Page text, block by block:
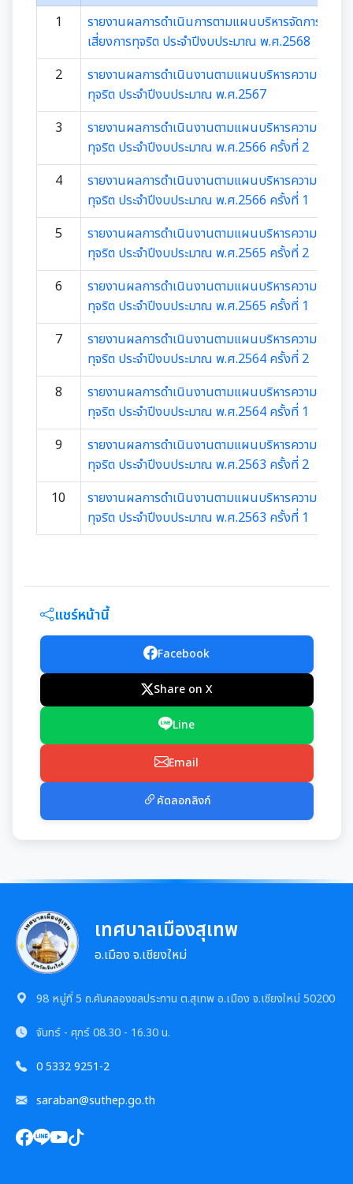
แผนดำเนินงานประจำปี
รายงานการกำกับติดตามการดำเนินงานประจำปีรอบ 6
เดือน
รายงานผลการดำเนินงานประจำปี
รายงานการติดตามและประเมินผลแผนพัฒนาท้องถิ่น
คู่มือหรือมาตรฐานการปฏิบัติงาน
มุม KM การจัดการความรู้
มาตรฐานกำหนดตำแหน่ง
สรุปผลการประชุม ก.จ. ก.ท. และ ก.อบต.
มติ ก.ท.จ.เชียงใหม่
การเลื่อนขั้นเงินเดือน
สวัสดิการพนักงานส่วนท้องถิ่น
ความรู้เกี่ยวกับการแต่งเครื่องแบบข้าราชการ
หลักเกณฑ์การลา
หลักเกณฑ์การคัดเลือกเข้ารับการอบรม
การเสริมสร้างและพัฒนาพนักงาน และข้าราชการท้อง
ถิ่น
คลินิกจริยธรรม
ผลการคัดเลือกพนักงานผู้มีคุณธรรมจริยธรรม
ซักซ้อมแนวทางปฏิบัติการใช้รถยนต์ของอปท.
การให้บริการประชาชน
คู่มือหรือแนวทางการขอรับบริการสำหรับประชาชน
ข้อมูลสถิติการให้บริการ
รายงานผลการสำรวจความพึงพอใจการให้บริการ
E-SERVICE
นโยบายคุ้มครองข้อมูลส่วนบุคคล
เทศบัญญัติงบประมาณรายจ่าย
โอนงบประมาณรายจ่ายประจำปี
โอนงบประมาณรายจ่ายประจำปี
แผนการใช้จ่ายงบประมาณประจำปี
รายงานการใช้จ่ายงบประมาณประจำปี รอบ 6 เดือน
รายงานผลการใช้จ่ายงบประมาณประจำปี
การจัดซื้อจัดจ้างหรือการจัดหาพัสดุ
แผนการจัดซื้อจัดจ้างหรือแผนการจัดหาพัสดุ
สรุปผลการจัดซื้อจัดจ้าง หรือการจัดหาพัสดุรายเดือน
รายงานผลการจัดซื้อจัดจ้าง หรือการจัดหาพัสดุประจำปี
รายการการจัดซื้อจัดจ้างหรือการจัดหาพัสดุ (งบลงทุน)
ความก้าวหน้าการจัดซื้อจัดจ้างหรือการจัดหาพัสดุ
แผนอัตรากำลัง 3 ปี
การบริหารและพัฒนาทรัพยากรบุคคล
หลักเกณฑ์การบริหารและพัฒนาทรัพยากรบุคคล
แผนการบริหารและพัฒนาทรัพยากรบุคคล
รายงานผลการบริหารและพัฒนาทรัพยากรบุคคล
การขับเคลื่อนจริยธรรม
องค์กรสุขภาวะ (Happy Workplace)
รายงานผลการดำเนินการองค์กรสุขภาวะ
การป้องกันการทุจริต
แนวปฏิบัติการจัดการเรื่องร้องเรียนการทุจริตฯ
ข้อมูลสถิติเรื่องร้องเรียนการทุจริตและประพฤติมิชอบ
การมีส่วนร่วมของผู้บริหาร
การเปิดโอกาสให้มีการส่วนร่วมในการดำเนินงานตาม
การประเมินความเสี่ยงการทุจริต
รายงานผลการดำเนินการตามแผนบริหารจัดการ
ความเสี่ยงการทุจริต
การเสริมสร้างวัฒนธรรมองค์กร
รายงานผลการดำเนินการตามแผนการส่งเสริมวินัย
มาตรการตรวจสอบการใช้ดุลยพินิจ
เจตจำนงสุจริตของผู้บริหาร
เจตจำนงทางการเมืองการต่อต้านการทุจริตของผู้
การขับเคลื่อนนโยบาย No Gift Policy
ประกาศเจตนารมณ์นโยบาย No Gift Policy
การขับเคลื่อนนโยบาย No Gift Policy จากการปฏิบัติ
มาตรการส่งเสริมคุณธรรมและความโปร่งใส
การนำผลการประเมิน ITA ไปสู่การพัฒนาองค์กร
1
รายงานผลการดำเนินการตามแผนบริหารจัดการความ
เสี่ยงการทุจริต ประจำปีงบประมาณ พ.ศ.2568
2
รายงานผลการดำเนินงานตามแผนบริหารความเสี่ยงก
ทุจริต ประจำปีงบประมาณ พ.ศ.2567
3
รายงานผลการดำเนินงานตามแผนบริหารความเสี่ยงก
ทุจริต ประจำปีงบประมาณ พ.ศ.2566 ครั้งที่ 2
4
รายงานผลการดำเนินงานตามแผนบริหารความเสี่ยงก
ทุจริต ประจำปีงบประมาณ พ.ศ.2566 ครั้งที่ 1
5
รายงานผลการดำเนินงานตามแผนบริหารความเสี่ยงก
ทุจริต ประจำปีงบประมาณ พ.ศ.2565 ครั้งที่ 2
6
รายงานผลการดำเนินงานตามแผนบริหารความเสี่ยงก
ทุจริต ประจำปีงบประมาณ พ.ศ.2565 ครั้งที่ 1
7
รายงานผลการดำเนินงานตามแผนบริหารความเสี่ยงก
ทุจริต ประจำปีงบประมาณ พ.ศ.2564 ครั้งที่ 2
8
รายงานผลการดำเนินงานตามแผนบริหารความเสี่ยงก
ทุจริต ประจำปีงบประมาณ พ.ศ.2564 ครั้งที่ 1
9
รายงานผลการดำเนินงานตามแผนบริหารความเสี่ยงก
ทุจริต ประจำปีงบประมาณ พ.ศ.2563 ครั้งที่ 2
10
รายงานผลการดำเนินงานตามแผนบริหารความเสี่ยงก
ทุจริต ประจำปีงบประมาณ พ.ศ.2563 ครั้งที่ 1
แชร์หน้านี้
Facebook
Share on X
Line
Email
คัดลอกลิงก์
เทศบาลเมืองสุเทพ
อ.เมือง จ.เชียงใหม่
98 หมู่ที่ 5 ถ.คันคลองชลประทาน ต.สุเทพ อ.เมือง จ.เชียงใหม่ 50200
จันทร์ - ศุกร์08.30 - 16.30 น.
0 5332 9251-2
saraban@suthep.go.th